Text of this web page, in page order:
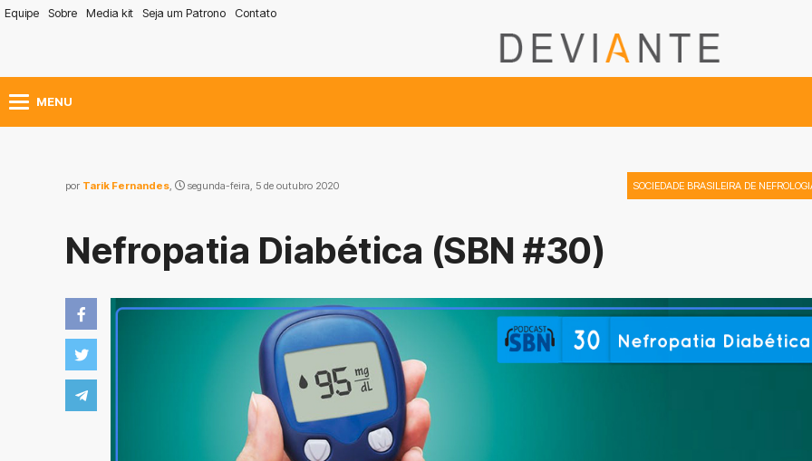
Equipe Sobre Media kit Seja um Patrono Contato
MENU
por Tarik Fernandes, segunda-feira, 5 de outubro 2020 SOCIEDADE BRASILEIRA DE
Nefropatia Diabética (SBN #30)